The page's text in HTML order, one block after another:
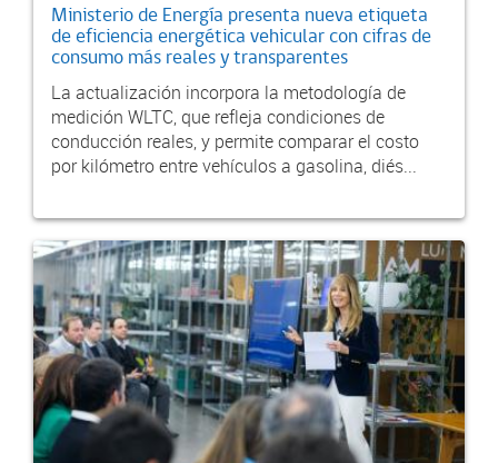
Ministerio de Energía presenta nueva etiqueta
de eficiencia energética vehicular con cifras de
consumo más reales y transparentes
La actualización incorpora la metodología de
medición WLTC, que refleja condiciones de
conducción reales, y permite comparar el costo
por kilómetro entre vehículos a gasolina, diés...